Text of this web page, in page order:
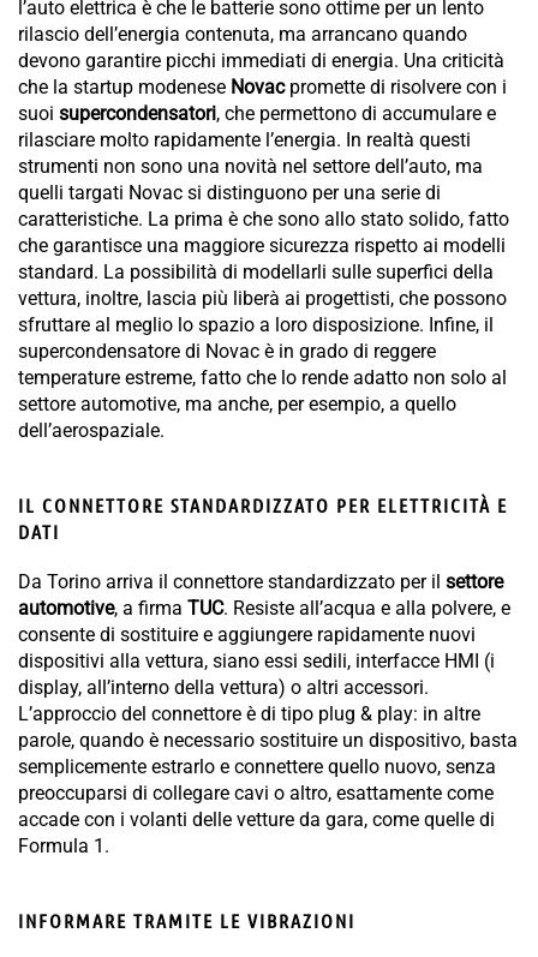
l’auto elettrica è che le batterie sono ottime per un lento
rilascio dell’energia contenuta, ma arrancano quando
devono garantire picchi immediati di energia. Una criticità
che la startup modenese Novacpromette di risolvere con i
suoi supercondensatori, che permettono di accumulare e
rilasciare molto rapidamente l’energia. In realtà questi
strumenti non sono una novità nel settore dell’auto, ma
quelli targati Novac si distinguono per una serie di
caratteristiche. La prima è che sono allo stato solido, fatto
che garantisce una maggiore sicurezza rispetto ai modelli
standard. La possibilità di modellarli sulle superfici della
vettura, inoltre, lascia più liberà ai progettisti, che possono
sfruttare al meglio lo spazio a loro disposizione. Infine, il
supercondensatore di Novac è in grado di reggere
temperature estreme, fatto che lo rende adatto non solo al
settore automotive, ma anche, per esempio, a quello
dell’aerospaziale.
IL CONNETTORE STANDARDIZZATO PER ELETTRICITÀ E
DATI
Da Torino arriva il connettore standardizzato per il settore
automotive, a firma TUC. Resiste all’acqua e alla polvere, e
consente di sostituire e aggiungere rapidamente nuovi
dispositivi alla vettura, siano essi sedili, interfacce HMI (i
display, all’interno della vettura) o altri accessori.
L’approccio del connettore è di tipo plug & play: in altre
parole, quando è necessario sostituire un dispositivo, basta
semplicemente estrarlo e connettere quello nuovo, senza
preoccuparsi di collegare cavi o altro, esattamente come
accade con i volanti delle vetture da gara, come quelle di
Formula 1.
INFORMARE TRAMITE LE VIBRAZIONI